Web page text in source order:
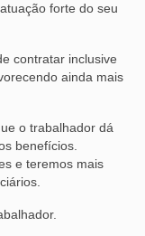
forte do seu
contratar inclusive
ainda mais
o trabalhador dá
benefícios.
e teremos mais